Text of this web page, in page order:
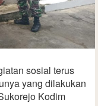
sosial terus
yang dilakukan
Kodim